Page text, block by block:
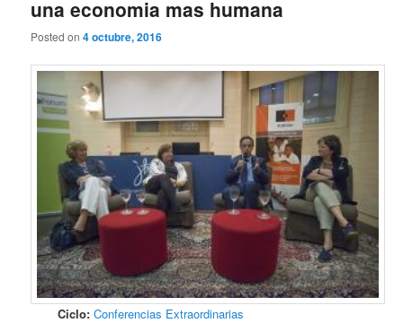
una economia mas humana
Posted on4 octubre, 2016
Ciclo: Conferencias Extraordinarias